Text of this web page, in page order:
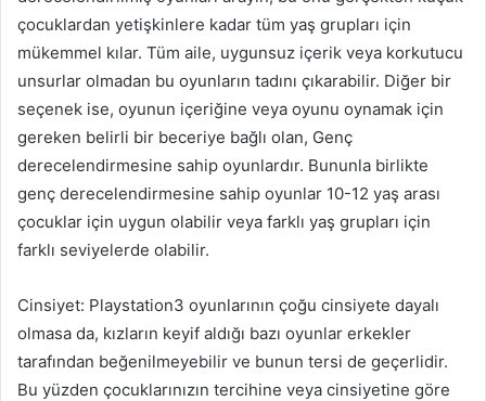
çocuklardan yetişkinlere kadar tüm yaş grupları için
mükemmel kılar. Tüm aile, uygunsuz içerik veya korkutucu
unsurlar olmadan bu oyunların tadını çıkarabilir. Diğer bir
seçenek ise, oyunun içeriğine veya oyunu oynamak için
gereken belirli bir beceriye bağlı olan, Genç
derecelendirmesine sahip oyunlardır. Bununla birlikte
genç derecelendirmesine sahip oyunlar 10-12 yaş arası
çocuklar için uygun olabilir veya farklı yaş grupları için
farklı seviyelerde olabilir.
Cinsiyet: Playstation3 oyunlarının çoğu cinsiyete dayalı
olmasa da, kızların keyif aldığı bazı oyunlar erkekler
tarafından beğenilmeyebilir ve bunun tersi de geçerlidir.
Bu yüzden çocuklarınızın tercihine veya cinsiyetine göre